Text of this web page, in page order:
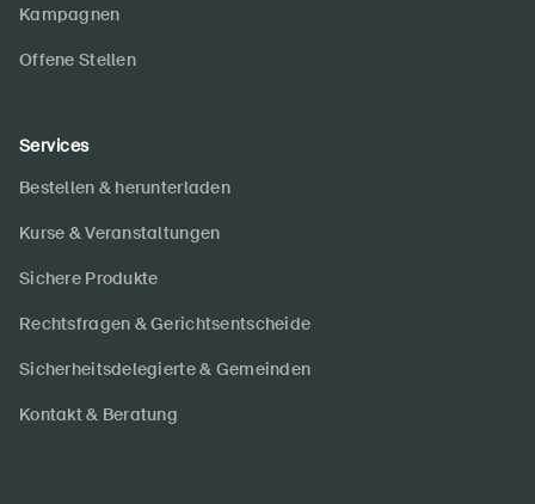
Kampagnen
Offene Stellen
Services
Bestellen & herunterladen
Kurse & Veranstaltungen
Sichere Produkte
Rechtsfragen & Gerichtsentscheide
Sicherheitsdelegierte & Gemeinden
Kontakt & Beratung